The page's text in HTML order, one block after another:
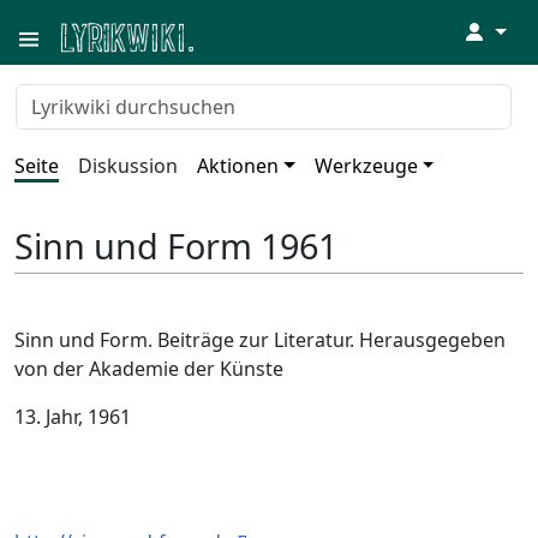
↓
Seite Diskussion Aktionen Werkzeuge
Sinn und Form 1961
Sinn und Form. Beiträge zur Literatur. Herausgegeben
von der Akademie der Künste
13. Jahr, 1961